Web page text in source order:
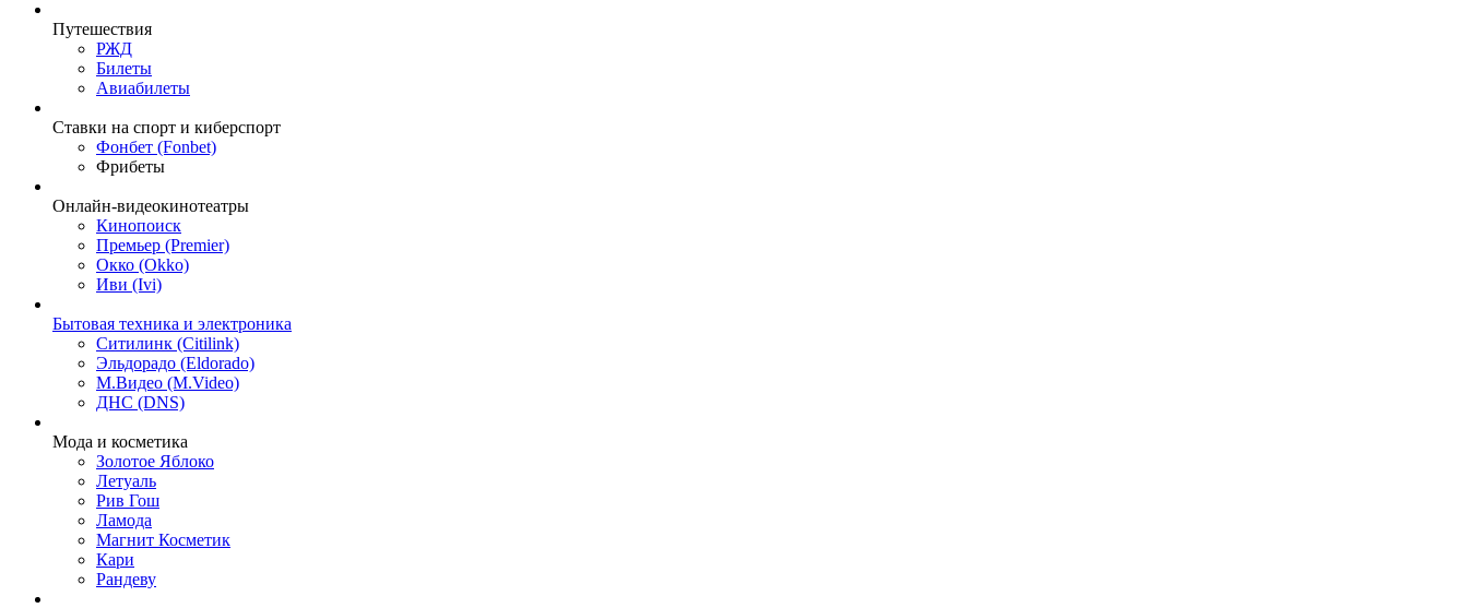
Путешествия
РЖД
Билеты
Авиабилеты
Ставки на спорт и киберспорт
Фонбет (Fonbet)
Фрибеты
Онлайн-видеокинотеатры
Кинопоиск
Премьер (Premier)
Окко (Okko)
Иви (Ivi)
Бытовая техника и электроника
Ситилинк (Citilink)
Эльдорадо (Eldorado)
М.Видео (M.Video)
ДНС (DNS)
Мода и косметика
Золотое Яблоко
Летуаль
Рив Гош
Ламода
Магнит Косметик
Кари
Рандеву